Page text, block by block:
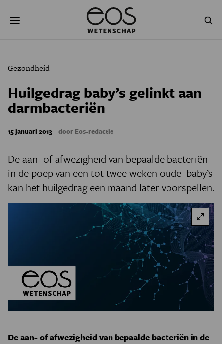
naar
NATUURWETENSCHAPPEN
PSYCHE & BREIN
PODCAST AGENDA
JONGE UITDAGERS
Gezondheid
Huilgedrag baby’s gelinkt aan
darmbacteriën
15 januari 2013 - door Eos-redactie
De aan- of afwezigheid van bepaalde bacteriën
in de poep van een tot twee weken oude baby’s
kan het huilgedrag een maand later voorspellen.
De aan- of afwezigheid van bepaalde bacteriën in de